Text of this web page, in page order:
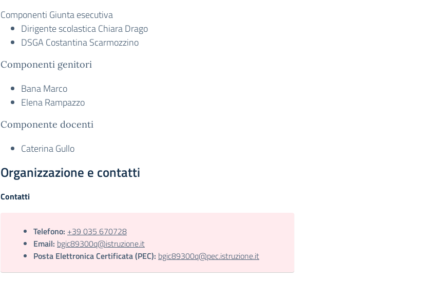
Componenti Giunta esecutiva
Dirigente scolastica Chiara Drago
DSGA Costantina Scarmozzino
Componenti genitori
Bana Marco
Elena Rampazzo
Componente docenti
Caterina Gullo
Organizzazione e contatti
Contatti
Telefono: +39 035 670728
Email: bgic89300q@istruzione.it
Posta Elettronica Certificata (PEC): bgic89300q@pec.istruzione.it